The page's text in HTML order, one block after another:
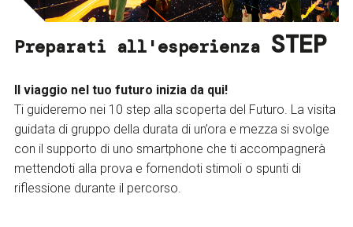
Preparati all'esperienza STEP
Il viaggio nel tuo futuro inizia da qui!
Ti guideremo nei 10 step alla scoperta del Futuro. La visita
guidata di gruppo della durata di un’ora e mezza si svolge
con il supporto di uno smartphone che ti accompagnerà
mettendoti alla prova e fornendoti stimoli o spunti di
riflessione durante il percorso.